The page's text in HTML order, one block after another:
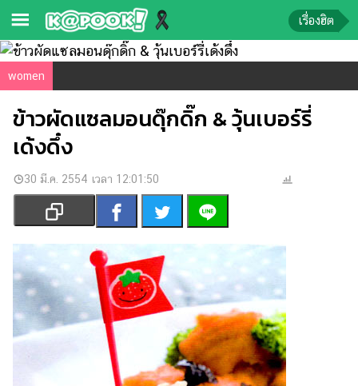
ข่าว-
ความ
รู้
ข่าว
ข่าว
บันเทิง
ตรวจ
หวย
ผล
บอล
สด
การ
เรื่องฮิต
women
ข้าวผัดแซลมอนดุ๊กดิ๊ก & วุ้นเบอร์รี่
เด้งดึ๋ง
30 มี.ค. 2554 เวลา 12:01:50